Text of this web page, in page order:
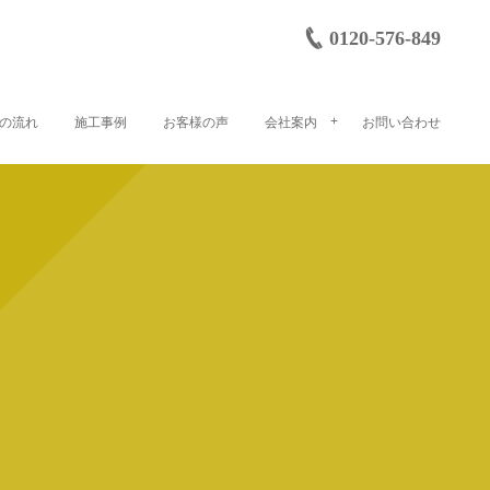
0120-576-849
流れ 施工事例 お客様の声 会社案内 お問い合わせ